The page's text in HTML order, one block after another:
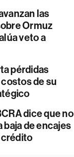
las
Ormuz
veto a
pérdidas
de su
dice que no
baja de encajes
crédito